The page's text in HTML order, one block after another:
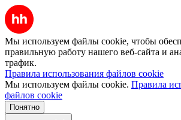
Мы используем файлы cookie, чтобы
правильную работу нашего веб-сайта и
трафик.
Правила использования файлов cookie
Мы используем файлы cookie. Правила
файлов cookie
Понятно